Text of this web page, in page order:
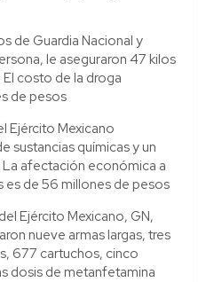
de Guardia Nacional y
le aseguraron 47 kilos
costo de la droga
de pesos
Ejército Mexicano
sustancias químicas y un
afectación económica a
es de 56 millones de pesos
Ejército Mexicano, GN,
nueve armas largas, tres
677 cartuchos, cinco
dosis de metanfetamina